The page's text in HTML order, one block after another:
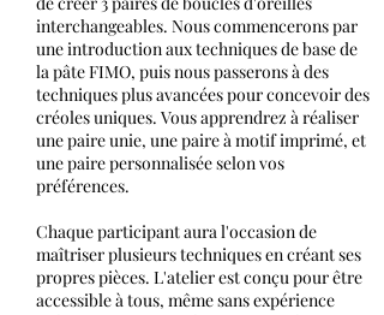
interchangeables. Nous commencerons par
une introduction aux techniques de base de
la pâte FIMO, puis nous passerons à des
techniques plus avancées pour concevoir des
créoles uniques. Vous apprendrez à réaliser
une paire unie, une paire à motif imprimé, et
une paire personnalisée selon vos
préférences.
Chaque participant aura l'occasion de
maîtriser plusieurs techniques en créant ses
propres pièces. L'atelier est conçu pour être
accessible à tous, même sans expérience